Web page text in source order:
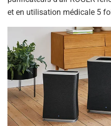
et en utilisation médicale 5